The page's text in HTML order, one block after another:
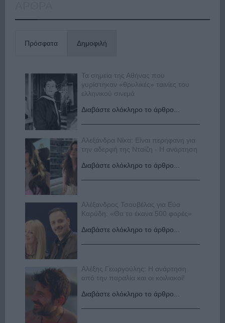
Πρόσφατα Δημοφιλή
Τα σημεία της Αθήνας που
γυρίστηκαν «θρυλικές» ταινίες του
ελληνικού σινεμά
Διαβάστε ολόκληρο το άρθρο...
Αλεξάνδρα Νίκα: Είναι περήφανη για
την αδερφή της Νταίζη - Η ανάρτηση
Διαβάστε ολόκληρο το άρθρο...
Αλέξανδρος Τσουβέλας για Εύα
Καρύδη: «Θα το έκανα 500 φορές»
Διαβάστε ολόκληρο το άρθρο...
Αλέξης Γεωργούλης: Η ανάρτηση
από την παραλία και οι κοιλιακοί!
Διαβάστε ολόκληρο το άρθρο...